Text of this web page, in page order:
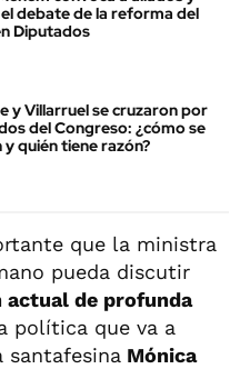
debate de la reforma del
Diputados
y Villarruel se cruzaron por
del Congreso: ¿cómo se
y quién tiene razón?
que la ministra
pueda discutir
actual de profunda
política que va a
santafesina Mónica